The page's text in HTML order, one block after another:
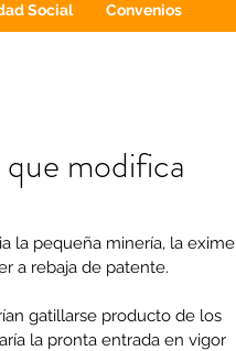
Social Convenios
modifica
la pequeña minería, la exime
a rebaja de patente.
gatillarse producto de los
la pronta entrada en vigor